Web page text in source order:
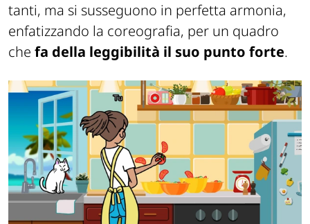
tanti, ma si susseguono in perfetta armonia,
enfatizzando la coreografia, per un quadro
che fa della leggibilità il suo punto forte.